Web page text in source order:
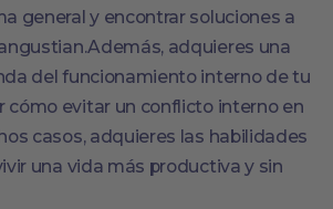
general y encontrar soluciones a
adquieres una
del funcionamiento interno de tu
cómo evitar un conflicto interno en
casos, adquieres las habilidades
una vida más productiva y sin